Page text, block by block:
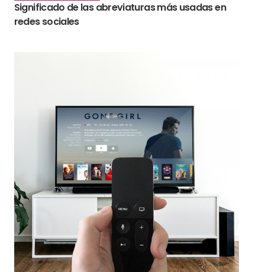
Significado de las abreviaturas más usadas en
redes sociales